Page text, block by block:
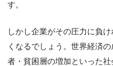
す。
しかし企業がその圧力に負
くなるでしょう。世界経済
者・貧困層の増加といった